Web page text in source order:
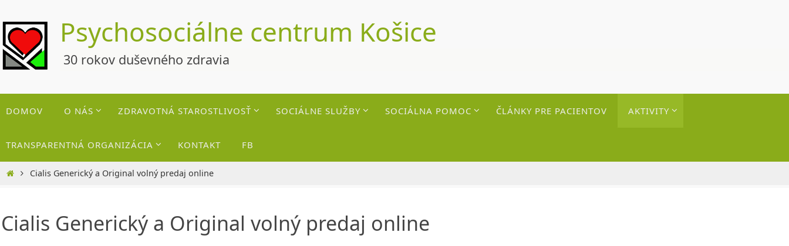
to
content
Psychosociálne centrum Košice
30 rokov duševného zdravia
toDOMOV O NÁS ZDRAVOTNÁ STAROSTLIVOSŤ SOCIÁLNE SLUŽBY SOCIÁLNA POMOC ČLÁNKY PRE PACIENTOV AKTIVITY
TRANSPARENTNÁ ORGANIZÁCIA KONTAKT FB
HomeCialis Generický a Original volný predaj online
Cialis Generický a Original volný predaj online